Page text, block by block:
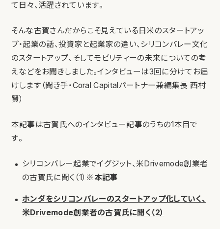
て日々、活躍されています。
そんな古賀さんだからこそ見えている日米のスタートアッ
プ・起業の話、投資家と起業家の違い、シリコンバレー文化
のスタートアップ、そしてモビリティーの未来についての考
えなどをお聞きしました。インタビューは3回に分けてお届
けします（聞き手・Coral Capitalパートナー兼編集長 西村
賢）
本記事は古賀氏へのインタビュー記事のうちの1本目で
す。
シリコンバレー起業でイグジット、米Drivemode創業者
の古賀氏に聞く（1） ※本記事
ホンダをシリコンバレーのスタートアップ化していく、
米Drivemode創業者の古賀氏に聞く（2）